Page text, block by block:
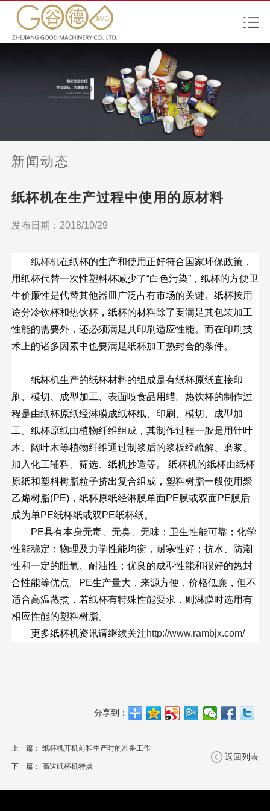
新闻动态
纸杯机在生产过程中使用的原材料
发布日期：2018/10/29
纸杯机在纸杯的生产和使用正好符合国家环保政策，
用纸杯代替一次性塑料杯减少了“白色污染”，纸杯的方便卫
生价廉性是代替其他器皿广泛占有市场的关键。纸杯按用
途分冷饮杯和热饮杯，纸杯的材料除了要满足其包装加工
性能的需要外，还必须满足其印刷适应性能。而在印刷技
术上的诸多因素中也要满足纸杯加工热封合的条件。
纸杯机生产的纸杯材料的组成是有纸杯原纸直接印
刷、模切、成型加工、表面喷食品用蜡。热饮杯的制作过
程是由纸杯原纸经淋膜成纸杯纸、印刷、模切、成型加
工。纸杯原纸由植物纤维组成，其制作过程一般是用针叶
木、阔叶木等植物纤维通过制浆后的浆板经疏解、磨浆、
加入化工辅料、筛选、纸机抄造等。 纸杯机的纸杯由纸杯
原纸和塑料树脂粒子挤出复合组成，塑料树脂一般使用聚
乙烯树脂(PE)，纸杯原纸经淋膜单面PE膜或双面PE膜后
成为单PE纸杯纸或双PE纸杯纸。
PE具有本身无毒、无臭、无味；卫生性能可靠；化学
性能稳定；物理及力学性能均衡，耐寒性好；抗水、防潮
性和一定的阻氧、耐油性；优良的成型性能和很好的热封
合性能等优点。PE生产量大，来源方便，价格低廉，但不
适合高温蒸煮，若纸杯有特殊性能要求，则淋膜时选用有
相应性能的塑料树脂。
更多纸杯机资讯请继续关注http://www.rambjx.com/
分享到：
上一篇： 纸杯机开机前和生产时的准备工作
下一篇： 高速纸杯机特点
返回列表